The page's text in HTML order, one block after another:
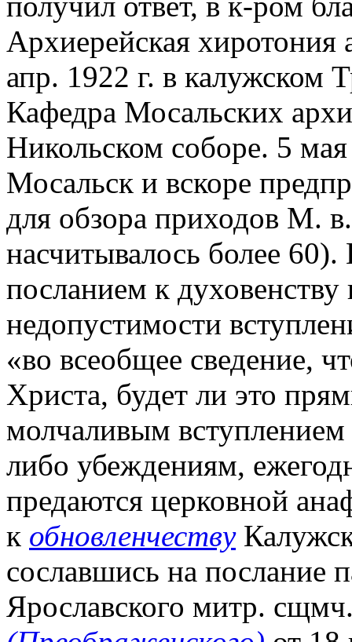
Архиерейская хиротония
апр. 1922 г. в калужском
Кафедра Мосальских
Никольском соборе. 5
Мосальск и вскоре
для обзора приходов М.
насчитывалось более
посланием к
недопустимости
«во всеобщее сведение,
Христа, будет ли это
молчаливым
либо убеждениям,
предаются церковной
к обновленчеству
сославшись на послание
Ярославского митр.